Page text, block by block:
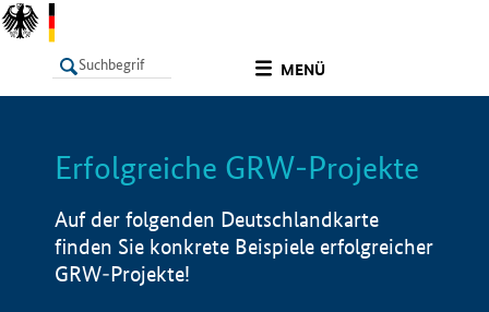
MENÜ
LISTE Info
Erfolgreiche GRW-Projekte
Auf der folgenden Deutschlandkarte
finden Sie konkrete Beispiele erfolgreicher
GRW-Projekte!